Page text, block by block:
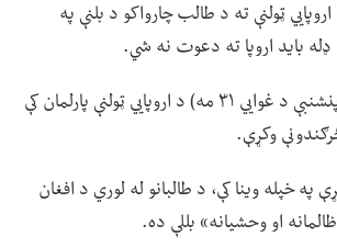
اروپايي ټولنې ته د طالب چارواکو د بلنې په
باید اروپا ته دعوت نه شي.
: نیومن نن (پنشنبې د غوايي ۳۱ مه) د اروپايي ټولنې پارلمان کې
وکړې.
په خپله وینا کې، د طالبانو له لوري د افغان
او وحشیانه» بللې ده.